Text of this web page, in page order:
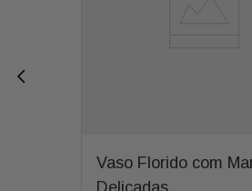
Vaso Florido com
Delicadas